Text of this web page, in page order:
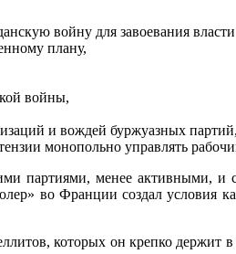
войну для завоевания
плану,
войны,
и вождей буржуазных партий,
монопольно управлять
партиями, менее активными,
во Франции создал условия
которых он крепко держит